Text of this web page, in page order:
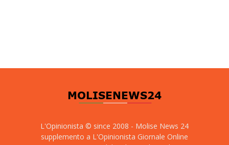
L'Opinionista © since 2008 - Molise News 24
supplemento a L'Opinionista Giornale Online